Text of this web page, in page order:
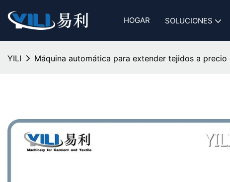
HOGAR SOLUCIONES
YILI Máquina automática para extender tejidos a